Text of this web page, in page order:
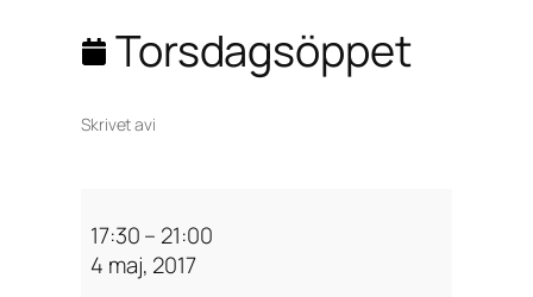
Torsdagsöppet
Skrivet avi
o17:30– 21:00
4 maj, 2017